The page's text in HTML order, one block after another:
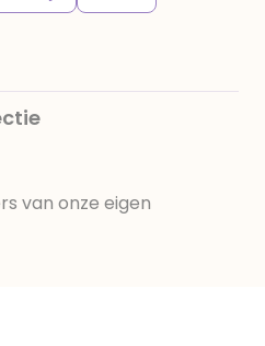
van onze eigen